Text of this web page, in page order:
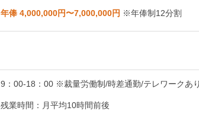
年俸 4,000,000円〜7,000,000円 ※年俸制12分割
9：00-18：00 ※裁量労働制/時差通勤/テレワークあり
残業時間：月平均10時間前後